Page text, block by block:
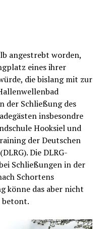
angestrebt worden,
eines ihrer
die bislang mit zur
der Schließung des
insbesondre
Hooksiel und
der Deutschen
Die DLRG-
Schließungen in der
Schortens
könne das aber nicht
betont.